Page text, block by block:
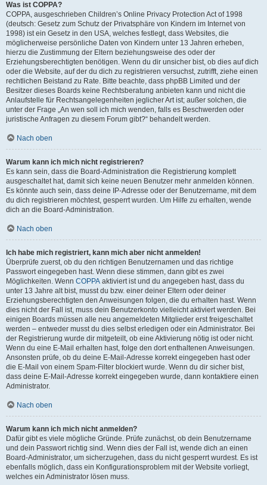
Was ist COPPA?
COPPA, ausgeschrieben Children’s Online Privacy Protection Act of 1998
(deutsch: Gesetz zum Schutz der Privatsphäre von Kindern im Internet von
1998) ist ein Gesetz in den USA, welches festlegt, dass Websites, die
möglicherweise persönliche Daten von Kindern unter 13 Jahren erheben,
hierzu die Zustimmung der Eltern beziehungsweise des oder der
Erziehungsberechtigten benötigen. Wenn du dir unsicher bist, ob dies auf dich
oder die Website, auf der du dich zu registrieren versuchst, zutrifft, ziehe einen
rechtlichen Beistand zu Rate. Bitte beachte, dass phpBB Limited und der
Besitzer dieses Boards keine Rechtsberatung anbieten kann und nicht die
Anlaufstelle für Rechtsangelegenheiten jeglicher Art ist; außer solchen, die
unter der Frage „An wen soll ich mich wenden, falls es Beschwerden oder
juristische Anfragen zu diesem Forum gibt?“ behandelt werden.
Nach oben
Warum kann ich mich nicht registrieren?
Es kann sein, dass die Board-Administration die Registrierung komplett
ausgeschaltet hat, damit sich keine neuen Benutzer mehr anmelden können.
Es könnte auch sein, dass deine IP-Adresse oder der Benutzername, mit dem
du dich registrieren möchtest, gesperrt wurden. Um Hilfe zu erhalten, wende
dich an die Board-Administration.
Nach oben
Ich habe mich registriert, kann mich aber nicht anmelden!
Überprüfe zuerst, ob du den richtigen Benutzernamen und das richtige
Passwort eingegeben hast. Wenn diese stimmen, dann gibt es zwei
Möglichkeiten. Wenn COPPA aktiviert ist und du angegeben hast, dass du
unter 13 Jahre alt bist, musst du bzw. einer deiner Eltern oder deiner
Erziehungsberechtigten den Anweisungen folgen, die du erhalten hast. Wenn
dies nicht der Fall ist, muss dein Benutzerkonto vielleicht aktiviert werden. Bei
einigen Boards müssen alle neu angemeldeten Mitglieder erst freigeschaltet
werden – entweder musst du dies selbst erledigen oder ein Administrator. Bei
der Registrierung wurde dir mitgeteilt, ob eine Aktivierung nötig ist oder nicht.
Wenn du eine E-Mail erhalten hast, folge den dort enthaltenen Anweisungen.
Ansonsten prüfe, ob du deine E-Mail-Adresse korrekt eingegeben hast oder
die E-Mail von einem Spam-Filter blockiert wurde. Wenn du dir sicher bist,
dass deine E-Mail-Adresse korrekt eingegeben wurde, dann kontaktiere einen
Administrator.
Nach oben
Warum kann ich mich nicht anmelden?
Dafür gibt es viele mögliche Gründe. Prüfe zunächst, ob dein Benutzername
und dein Passwort richtig sind. Wenn dies der Fall ist, wende dich an einen
Board-Administrator, um sicherzugehen, dass du nicht gesperrt wurdest. Es ist
ebenfalls möglich, dass ein Konfigurationsproblem mit der Website vorliegt,
welches ein Administrator lösen muss.